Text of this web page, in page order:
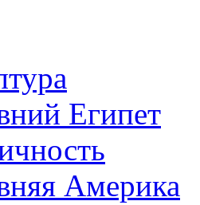
Египет
Америка